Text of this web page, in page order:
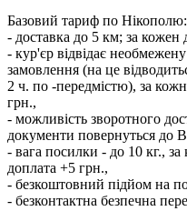
Базовий тариф по
- доставка до 5 км; за
- кур'єр відвідає
замовлення (на це
2 ч. по -передмістю), за
грн.,
- можливість зворотного
документи повернуться до
- вага посилки - до 10 кг., за
доплата +5 грн.,
- безкоштовний підйом на
- безконтактна безпечна